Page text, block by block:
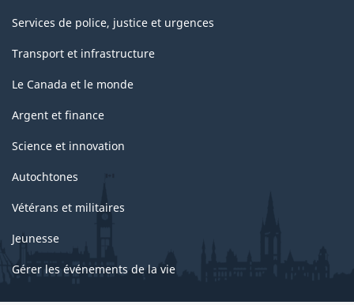
Services de police, justice et urgences
Transport et infrastructure
Le Canada et le monde
Argent et finance
Science et innovation
Autochtones
Vétérans et militaires
Jeunesse
Gérer les événements de la vie